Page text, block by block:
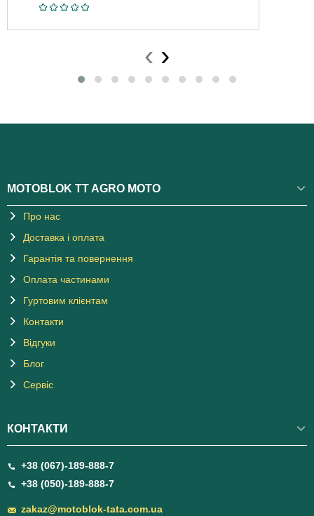
‹ ›
MOTOBLOK TT AGRO MOTO
Про нас
Доставка і оплата
Гарантія та повернення
Оплата частинами
Гуртовим клієнтам
Контакти
Відгуки
Блог
Сервіс
КОНТАКТИ
+38 (067)-189-888-7
+38 (050)-189-888-7
zakaz@motoblok-tata.com.ua